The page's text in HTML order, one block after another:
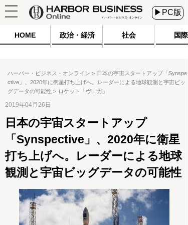
▶PC版
HOME 政治・経済 社会 国際
ハーバー・ビジネス・オンライン
日本の宇宙スタートアップ「Synspe
ctive」、2020年に衛星打ち上げへ。レーダーによる地球観測と宇宙ビッ
グデータの可能性
ロケット「ヴェガ」
2019年04月26日
日本の宇宙スタートアップ
「Synspective」、2020年に衛星
打ち上げへ。レーダーによる地球
観測と宇宙ビッグデータの可能性